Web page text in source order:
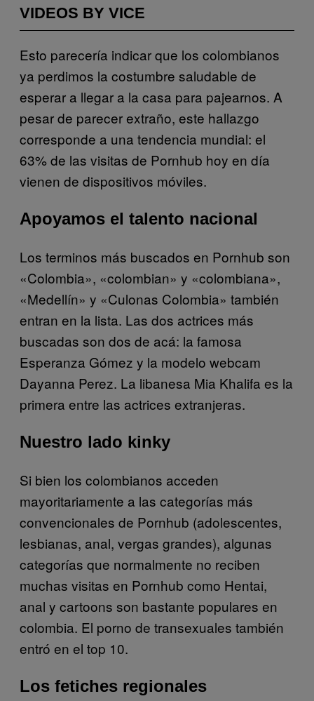
VIDEOS BY VICE
Esto parecería indicar que los colombianos
ya perdimos la costumbre saludable de
esperar a llegar a la casa para pajearnos. A
pesar de parecer extraño, este hallazgo
corresponde a una tendencia mundial: el
63% de las visitas de Pornhub hoy en día
vienen de dispositivos móviles.
Apoyamos el talento nacional
Los terminos más buscados en Pornhub son
«Colombia», «colombian» y «colombiana»,
«Medellín» y «Culonas Colombia» también
entran en la lista. Las dos actrices más
buscadas son dos de acá: la famosa
Esperanza Gómez y la modelo webcam
Dayanna Perez. La libanesa Mia Khalifa es la
primera entre las actrices extranjeras.
Nuestro lado kinky
Si bien los colombianos acceden
mayoritariamente a las categorías más
convencionales de Pornhub (adolescentes,
lesbianas, anal, vergas grandes), algunas
categorías que normalmente no reciben
muchas visitas en Pornhub como Hentai,
anal y cartoons son bastante populares en
colombia. El porno de transexuales también
entró en el top 10.
Los fetiches regionales